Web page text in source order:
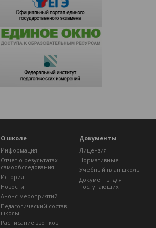
О школе
Информация
Отчет о результатах
самообследования
История
Новости
Анонс мероприятий
Педагогический состав
школы
Расписание звонков
Документы
Лицензия
Нормативные
Учебный план школы
Документы для
поступающих